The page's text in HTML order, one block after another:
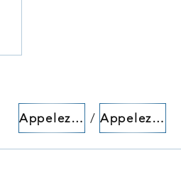
Appelez-nous! / Appelez-nous!